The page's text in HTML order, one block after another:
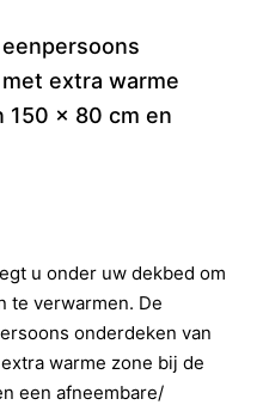
extra warme
150 x 80 cm en
u onder uw dekbed om
te verwarmen. De
onderdeken van
warme zone bij de
een afneembare/